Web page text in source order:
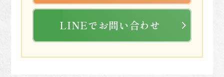
LINEでお問い合わせ